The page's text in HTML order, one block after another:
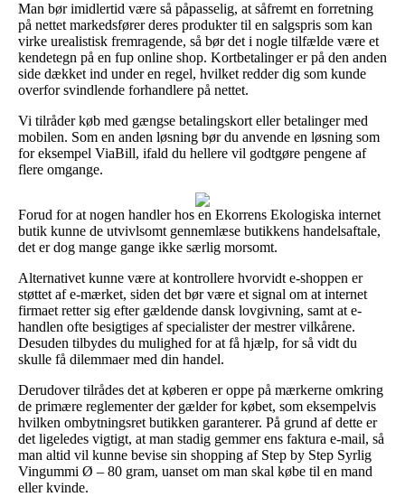
Man bør imidlertid være så påpasselig, at såfremt en forretning
på nettet markedsfører deres produkter til en salgspris som kan
virke urealistisk fremragende, så bør det i nogle tilfælde være et
kendetegn på en fup online shop. Kortbetalinger er på den anden
side dækket ind under en regel, hvilket redder dig som kunde
overfor svindlende forhandlere på nettet.
Vi tilråder køb med gængse betalingskort eller betalinger med
mobilen. Som en anden løsning bør du anvende en løsning som
for eksempel ViaBill, ifald du hellere vil godtgøre pengene af
flere omgange.
Forud for at nogen handler hos en Ekorrens Ekologiska internet
butik kunne de utvivlsomt gennemlæse butikkens handelsaftale,
det er dog mange gange ikke særlig morsomt.
Alternativet kunne være at kontrollere hvorvidt e-shoppen er
støttet af e-mærket, siden det bør være et signal om at internet
firmaet retter sig efter gældende dansk lovgivning, samt at e-
handlen ofte besigtiges af specialister der mestrer vilkårene.
Desuden tilbydes du mulighed for at få hjælp, for så vidt du
skulle få dilemmaer med din handel.
Derudover tilrådes det at køberen er oppe på mærkerne omkring
de primære reglementer der gælder for købet, som eksempelvis
hvilken ombytningsret butikken garanterer. På grund af dette er
det ligeledes vigtigt, at man stadig gemmer ens faktura e-mail, så
man altid vil kunne bevise sin shopping af Step by Step Syrlig
Vingummi Ø – 80 gram, uanset om man skal købe til en mand
eller kvinde.